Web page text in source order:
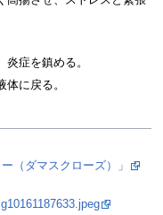
症を鎮める。
に戻る。
（ダマスクローズ）」